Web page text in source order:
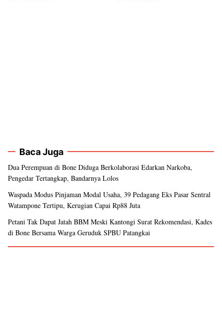
Baca Juga
Dua Perempuan di Bone Diduga Berkolaborasi Edarkan Narkoba,
Pengedar Tertangkap, Bandarnya Lolos
Waspada Modus Pinjaman Modal Usaha, 39 Pedagang Eks Pasar Sentral
Watampone Tertipu, Kerugian Capai Rp88 Juta
Petani Tak Dapat Jatah BBM Meski Kantongi Surat Rekomendasi, Kades
di Bone Bersama Warga Geruduk SPBU Patangkai